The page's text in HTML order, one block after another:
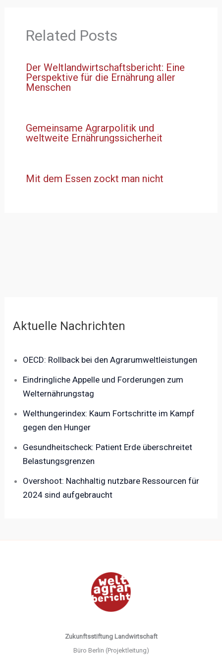
Related Posts
Der Weltlandwirtschaftsbericht: Eine
Perspektive für die Ernährung aller
Menschen
Gemeinsame Agrarpolitik und
weltweite Ernährungssicherheit
Mit dem Essen zockt man nicht
Aktuelle Nachrichten
OECD: Rollback bei den Agrarumweltleistungen
Eindringliche Appelle und Forderungen zum
Welternährungstag
Welthungerindex: Kaum Fortschritte im Kampf
gegen den Hunger
Gesundheitscheck: Patient Erde überschreitet
Belastungsgrenzen
Overshoot: Nachhaltig nutzbare Ressourcen für
2024 sind aufgebraucht
Zukunftsstiftung Landwirtschaft
Büro Berlin (Projektleitung)